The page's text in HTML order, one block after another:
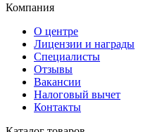
Компания
О центре
Лицензии и награды
Специалисты
Отзывы
Вакансии
Налоговый вычет
Контакты